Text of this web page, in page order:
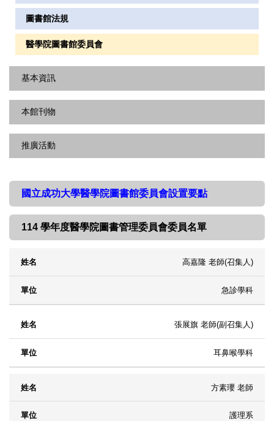
圖書館法規
醫學院圖書館委員會
基本資訊
開館時間
樓層配置
虛擬圖書館
捐贈芬芳錄
表單下載
本館刊物
醫分館簡訊
推廣活動
最新消息
講習課程
活動精選
國立成功大學醫學院圖書館委員會設置要點
114 學年度醫學院圖書管理委員會委員名單
姓名 高嘉隆 老師(召集人)
急診學科
張展旗 老師(副召集人)
耳鼻喉學科
方素瓔 老師
護理系